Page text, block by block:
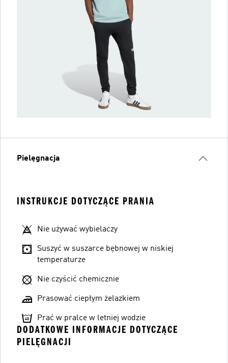
Pielęgnacja
INSTRUKCJE DOTYCZĄCE PRANIA
Nie używać wybielaczy
Suszyć w suszarce bębnowej w niskiej
temperaturze
Nie czyścić chemicznie
Prasować ciepłym żelazkiem
Prać w pralce w letniej wodzie
DODATKOWE INFORMACJE DOTYCZĄCE
PIELĘGNACJI